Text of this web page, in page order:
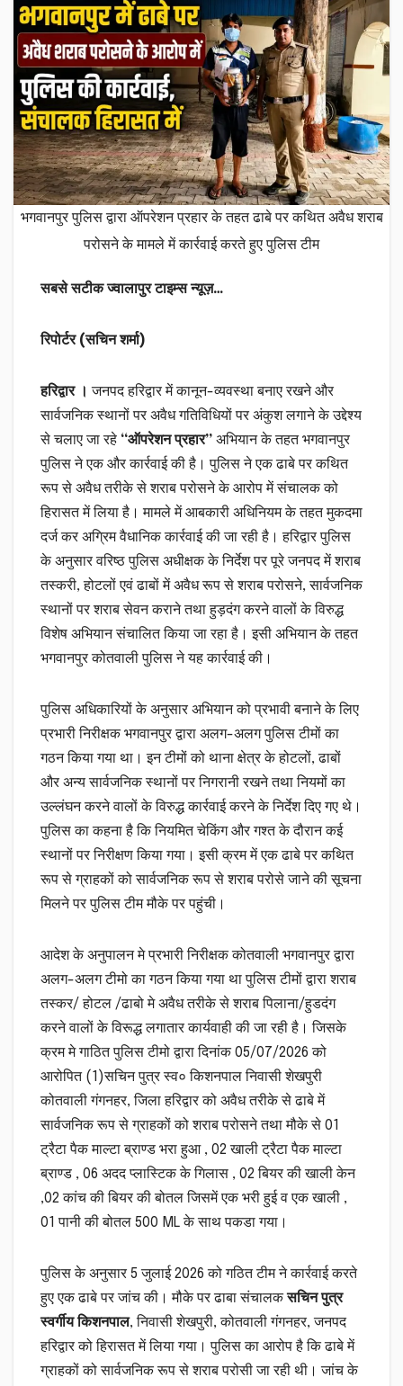
भगवानपुर पुलिस द्वारा ऑपरेशन प्रहार के तहत ढाबे पर कथित अवैध शराब
परोसने के मामले में कार्रवाई करते हुए पुलिस टीम
सबसे सटीक ज्वालापुर टाइम्स न्यूज़…
रिपोर्टर (सचिन शर्मा)
हरिद्वार । जनपद हरिद्वार में कानून-व्यवस्था बनाए रखने और
सार्वजनिक स्थानों पर अवैध गतिविधियों पर अंकुश लगाने के उद्देश्य
से चलाए जा रहे “ऑपरेशन प्रहार” अभियान के तहत भगवानपुर
पुलिस ने एक और कार्रवाई की है। पुलिस ने एक ढाबे पर कथित
रूप से अवैध तरीके से शराब परोसने के आरोप में संचालक को
हिरासत में लिया है। मामले में आबकारी अधिनियम के तहत मुकदमा
दर्ज कर अग्रिम वैधानिक कार्रवाई की जा रही है। हरिद्वार पुलिस
के अनुसार वरिष्ठ पुलिस अधीक्षक के निर्देश पर पूरे जनपद में शराब
तस्करी, होटलों एवं ढाबों में अवैध रूप से शराब परोसने, सार्वजनिक
स्थानों पर शराब सेवन कराने तथा हुड़दंग करने वालों के विरुद्ध
विशेष अभियान संचालित किया जा रहा है। इसी अभियान के तहत
भगवानपुर कोतवाली पुलिस ने यह कार्रवाई की।
पुलिस अधिकारियों के अनुसार अभियान को प्रभावी बनाने के लिए
प्रभारी निरीक्षक भगवानपुर द्वारा अलग-अलग पुलिस टीमों का
गठन किया गया था। इन टीमों को थाना क्षेत्र के होटलों, ढाबों
और अन्य सार्वजनिक स्थानों पर निगरानी रखने तथा नियमों का
उल्लंघन करने वालों के विरुद्ध कार्रवाई करने के निर्देश दिए गए थे।
पुलिस का कहना है कि नियमित चेकिंग और गश्त के दौरान कई
स्थानों पर निरीक्षण किया गया। इसी क्रम में एक ढाबे पर कथित
रूप से ग्राहकों को सार्वजनिक रूप से शराब परोसे जाने की सूचना
मिलने पर पुलिस टीम मौके पर पहुंची।
आदेश के अनुपालन मे प्रभारी निरीक्षक कोतवाली भगवानपुर द्वारा
अलग-अलग टीमो का गठन किया गया था पुलिस टीमों द्वारा शराब
तस्कर/ होटल /ढाबो मे अवैध तरीके से शराब पिलाना/हुडदंग
करने वालों के विरूद्ध लगातार कार्यवाही की जा रही है। जिसके
क्रम मे गाठित पुलिस टीमो द्वारा दिनांक 05/07/2026 को
आरोपित (1)सचिन पुत्र स्व० किशनपाल निवासी शेखपुरी
कोतवाली गंगनहर, जिला हरिद्वार को अवैध तरीके से ढाबे में
सार्वजनिक रूप से ग्राहकों को शराब परोसने तथा मौके से 01
ट्रैटा पैक माल्टा ब्राण्ड भरा हुआ , 02 खाली ट्रैटा पैक माल्टा
ब्राण्ड , 06 अदद प्लास्टिक के गिलास , 02 बियर की खाली केन
,02 कांच की बियर की बोतल जिसमें एक भरी हुई व एक खाली ,
01 पानी की बोतल 500 ML के साथ पकडा गया।
पुलिस के अनुसार 5 जुलाई 2026 को गठित टीम ने कार्रवाई करते
हुए एक ढाबे पर जांच की। मौके पर ढाबा संचालकसचिन पुत्र
स्वर्गीय किशनपाल, निवासी शेखपुरी, कोतवाली गंगनहर, जनपद
हरिद्वार को हिरासत में लिया गया। पुलिस का आरोप है कि ढाबे में
ग्राहकों को सार्वजनिक रूप से शराब परोसी जा रही थी। जांच के